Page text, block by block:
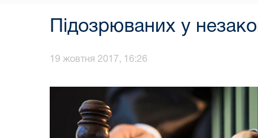
Підозрюваних у
19 жовтня 2017, 16:26